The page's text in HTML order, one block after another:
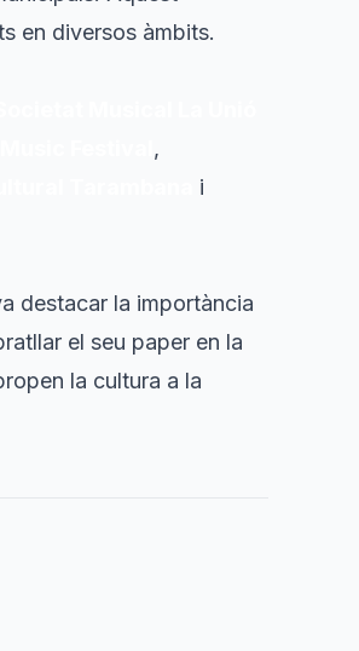
en diversos àmbits.
,
i
destacar la importància
el seu paper en la
la cultura a la